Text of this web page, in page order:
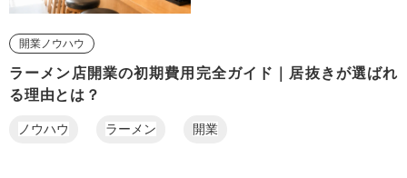
開業ノウハウ
ラーメン店開業の初期費用完全ガイド｜居抜きが選ばれ
る理由とは？
ノウハウ ラーメン 開業